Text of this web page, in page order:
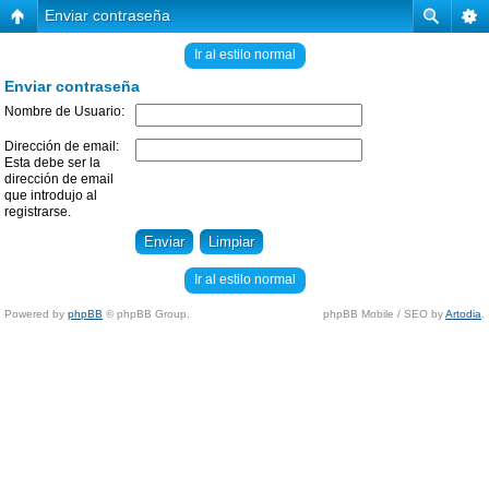
Enviar contraseña
Ir al estilo normal
Enviar contraseña
Nombre de Usuario:
Dirección de email:
Esta debe ser la
dirección de email
que introdujo al
registrarse.
Ir al estilo normal
Powered by phpBB © phpBB Group. phpBB Mobile / SEO byArtodia